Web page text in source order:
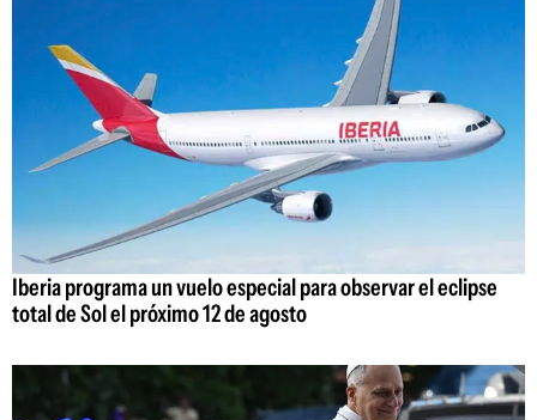
Iberia programa un vuelo especial para observar el eclipse
total de Sol el próximo 12 de agosto